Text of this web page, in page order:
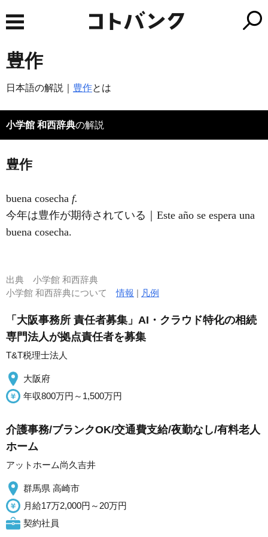
豊作
日本語の解説｜ 豊作とは
小学館 和西辞典の解説
豊作
buena cosecha f.
今年は豊作が期待されている｜Este año se espera una
buena cosecha.
出典 小学館 和西辞典
小学館 和西辞典について情報 | 凡例
「大阪事務所 責任者募集」AI・クラウド特化の相続
専門法人が拠点責任者を募集
T&T税理士法人
大阪府
年収800万円～1,500万円
介護事務/ブランクOK/交通費支給/夜勤なし/有料老人
ホーム
アットホーム尚久吉井
群馬県 高崎市
月給17万2,000円～20万円
契約社員